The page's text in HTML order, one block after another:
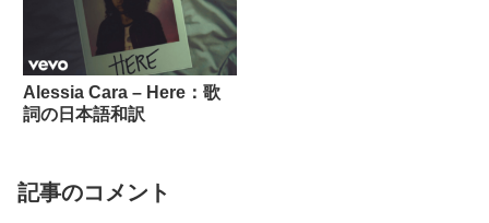
Alessia Cara – Here：歌
詞の日本語和訳
記事のコメント